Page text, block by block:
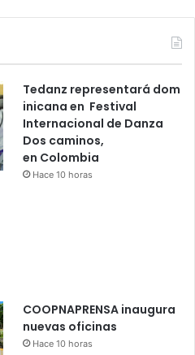
Tedanz representará dom
inicana en Festival
Internacional de Danza
Dos caminos,
en Colombia
Hace 10 horas
COOPNAPRENSA inaugura
nuevas oficinas
Hace 10 horas